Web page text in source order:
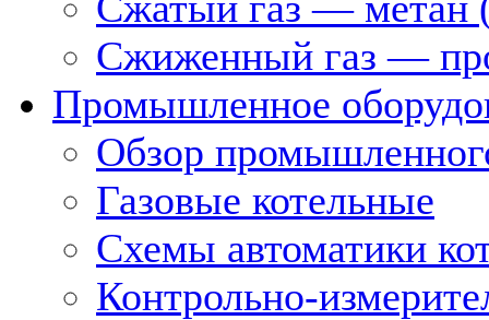
Сжиженный газ —
Промышленное
Обзор
Газовые котельные
Схемы автоматики
Контрольно-